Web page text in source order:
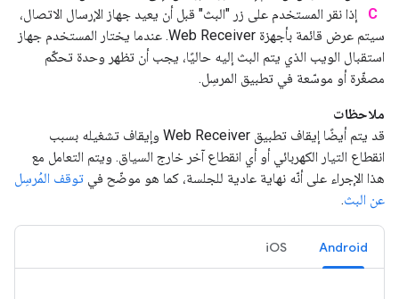
إذا نقر المستخدم على زر "البث" قبل أن يعيد جهاز الإرسال الاتصال،
سيتم عرض قائمة بأجهزة Web Receiver. عندما يختار المستخدم جهاز
استقبال الويب الذي يتم البث إليه حاليًا، يجب أن تظهر وحدة تحكّم
مصغّرة أو موسّعة في تطبيق المرسِل.
ملاحظات
قد يتم أيضًا إيقاف تطبيق Web Receiver وإيقاف تشغيله بسبب
انقطاع التيار الكهربائي أو أي انقطاع آخر خارج السياق. ويتم التعامل مع
هذا الإجراء على أنّه نهاية عادية للجلسة، كما هو موضّح في توقف المُرسِل
عن البث.
Android
iOS